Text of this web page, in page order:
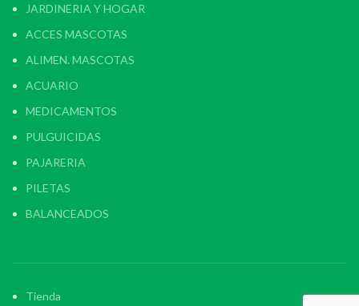
JARDINERIA Y HOGAR
ACCES MASCOTAS
ALIMEN. MASCOTAS
ACUARIO
MEDICAMENTOS
PULGUICIDAS
PAJARERIA
PILETAS
BALANCEADOS
Tienda